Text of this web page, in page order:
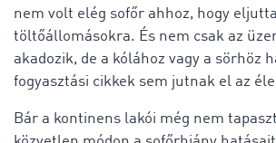
nem volt elég sofőr ahhoz, hogy
töltőállomásokra. És nem csak az
akadozik, de a kólához vagy a sörhöz
fogyasztási cikkek sem jutnak el az
Bár a kontinens lakói még nem